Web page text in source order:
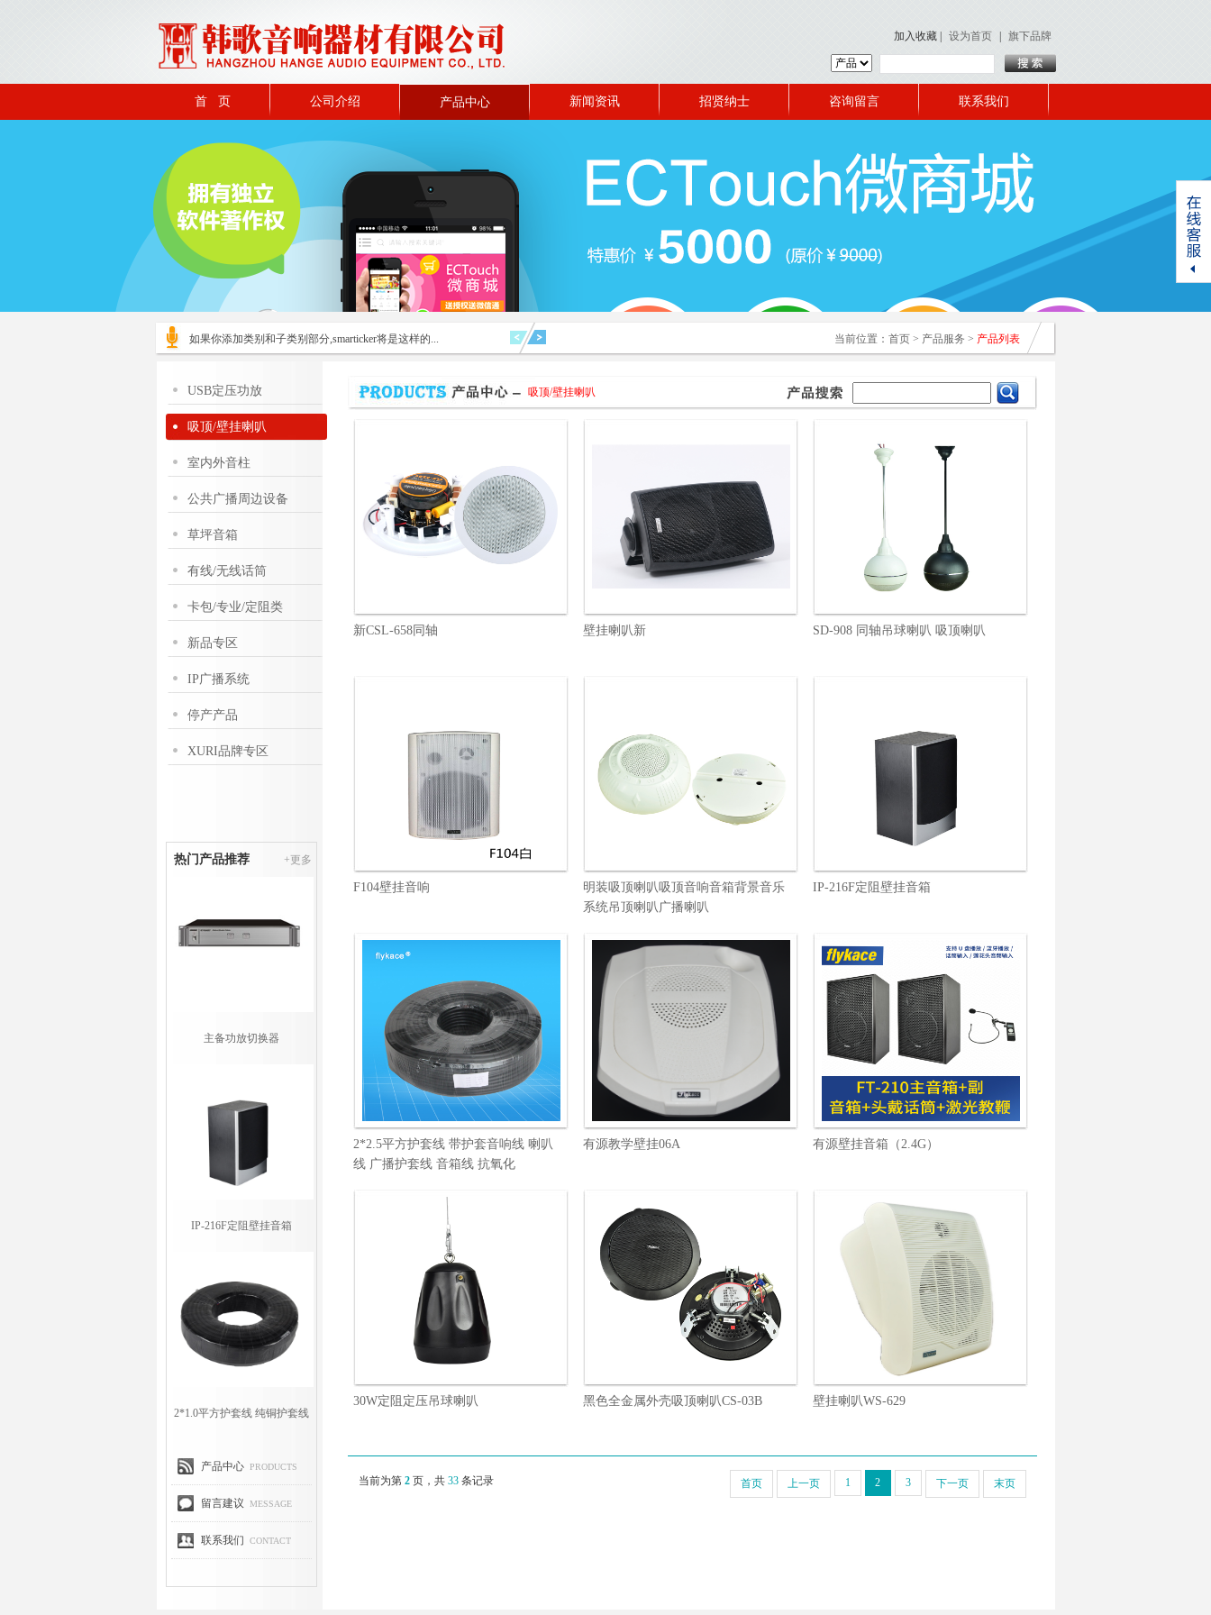
加入收藏 设为首页 旗下品牌
首 页 公司介绍 产品中心 新闻资讯 招贤纳士 咨询留言 联系我们
如果你添加类别和子类别部分,smarticker将是这样的... 当前位置： 首页 > 产品服务 > 产品列表
USB定压功放
吸顶/壁挂喇叭
室内外音柱
公共广播周边设备
草坪音箱
有线/无线话筒
卡包/专业/定阻类
新品专区
IP广播系统
停产产品
XURI品牌专区
热门产品推荐 +更多
主备功放切换器
IP-216F定阻壁挂音箱
2*1.0平方护套线 纯铜护套线
产品中心 PRODUCTS
留言建议 MESSAGE
联系我们 CONTACT
吸顶/壁挂喇叭
新CSL-658同轴 壁挂喇叭新 SD-908 同轴吊球喇叭 吸顶喇叭
F104壁挂音响
明装吸顶喇叭吸顶音响音箱背景音乐
系统吊顶喇叭广播喇叭
IP-216F定阻壁挂音箱
2*2.5平方护套线 带护套音响线 喇叭
线 广播护套线 音箱线 抗氧化
有源教学壁挂06A 有源壁挂音箱（2.4G）
30W定阻定压吊球喇叭 黑色全金属外壳吸顶喇叭CS-03B 壁挂喇叭WS-629
当前为第 2 页，共33 条记录 首页 上一页 1 2 3 下一页 末页